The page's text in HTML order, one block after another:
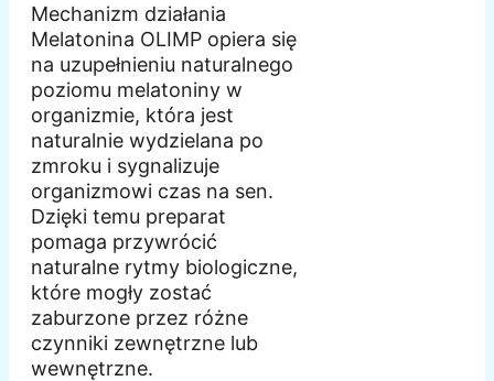
Mechanizm działania
Melatonina OLIMP opiera się
na uzupełnieniu naturalnego
poziomu melatoniny w
organizmie, która jest
naturalnie wydzielana po
zmroku i sygnalizuje
organizmowi czas na sen.
Dzięki temu preparat
pomaga przywrócić
naturalne rytmy biologiczne,
które mogły zostać
zaburzone przez różne
czynniki zewnętrzne lub
wewnętrzne.